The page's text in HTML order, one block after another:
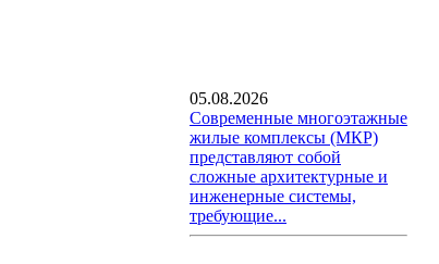
05.08.2026
Современные многоэтажные
жилые комплексы (МКР)
представляют собой
сложные архитектурные и
инженерные системы,
требующие...